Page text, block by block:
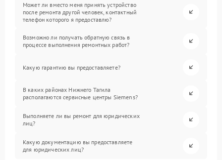
Может ли вместо меня принять устройство
после ремонта другой человек, контактный
телефон которого я предоставлю?
Возможно ли получать обратную связь в
процессе выполнения ремонтных работ?
Какую гарантию вы предоставляете?
В каких районах Нижнего Тагила
располагаются сервисные центры Siemens?
Выполняете ли вы ремонт для юридических
лиц?
Какую документацию вы предоставляете
для юридических лиц?